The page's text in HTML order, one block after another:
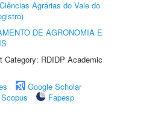
Agrárias do Vale do
DE AGRONOMIA E
Category: RDIDP Academic
Google Scholar
Scopus
Fapesp